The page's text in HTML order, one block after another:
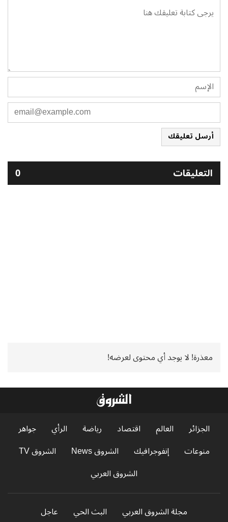
أرسل تعليقك
التعليقات 0
معذرة! لا يوجد أي محتوى لعرضه!
الجزائر العالم اقتصاد رياضة الرأي
جواهر
منوعات
إنفوجرافيك الشروق News
الشروق TV
الشروق العربي
مجلة الشروق العربي البث الحي عاجل